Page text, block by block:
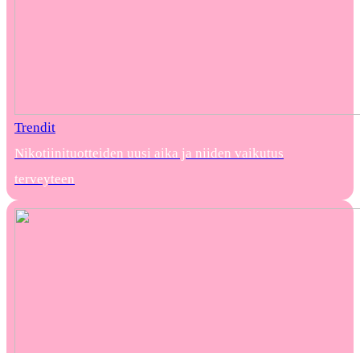
Trendit
Nikotiinituotteiden uusi aika ja niiden vaikutus
terveyteen